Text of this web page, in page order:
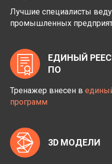
Лучшие специалисты
промышленных
ЕДИНЫЙ
ПО
Тренажер внесен в
программ
3D МОДЕЛИ